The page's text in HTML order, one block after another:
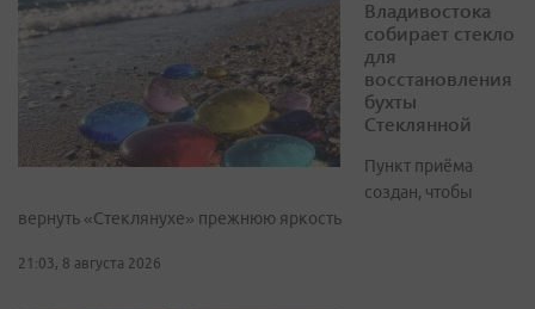
Владивостока
собирает стекло
для
восстановления
бухты
Стеклянной
Пункт приёма
создан, чтобы
вернуть «Стеклянухе» прежнюю яркость
21:03, 8 августа 2026